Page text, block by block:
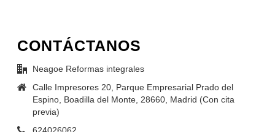
CONTÁCTANOS
Neagoe Reformas integrales
Calle Impresores 20, Parque Empresarial Prado del
Espino, Boadilla del Monte, 28660, Madrid (Con cita
previa)